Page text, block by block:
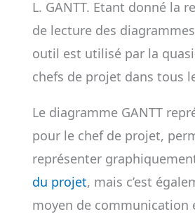
L. GANTT. Etant donné la
de lecture des
outil est utilisé par la
chefs de projet dans tous
Le diagramme GANTT
pour le chef de projet,
représenter
du projet, mais c’est
moyen de communication